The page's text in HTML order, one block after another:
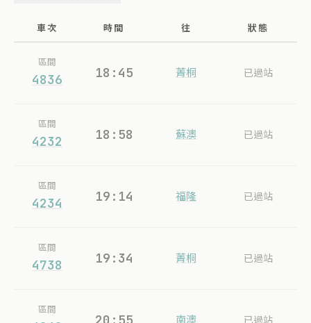
車次 時間 往 狀態
區間
4836 18:45 菁桐 已過站
區間
4232 18:58 蘇澳 已過站
區間
4234 19:14 福隆 已過站
區間
4738 19:34 菁桐 已過站
區間
南澳 已過站